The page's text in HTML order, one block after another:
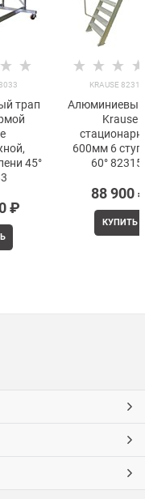
трап
45°
₽
KRAUSE
Алюминиевый
Krause
600мм 6
60°
88 900
КУПИТЬ